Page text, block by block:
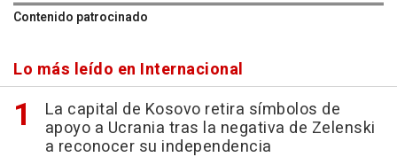
Contenido patrocinado
Lo más leído en Internacional
La capital de Kosovo retira símbolos de
apoyo a Ucrania tras la negativa de Zelenski
a reconocer su independencia